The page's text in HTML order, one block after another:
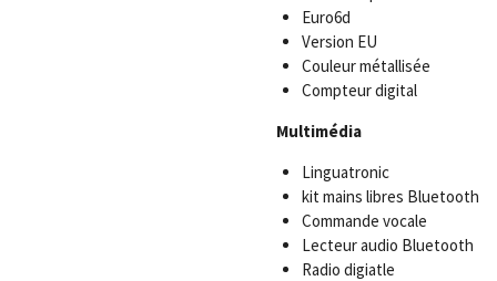
Euro6d
Version EU
Couleur métallisée
Compteur digital
Multimédia
Linguatronic
kit mains libres Bluetooth
Commande vocale
Lecteur audio Bluetooth
Radio digiatle